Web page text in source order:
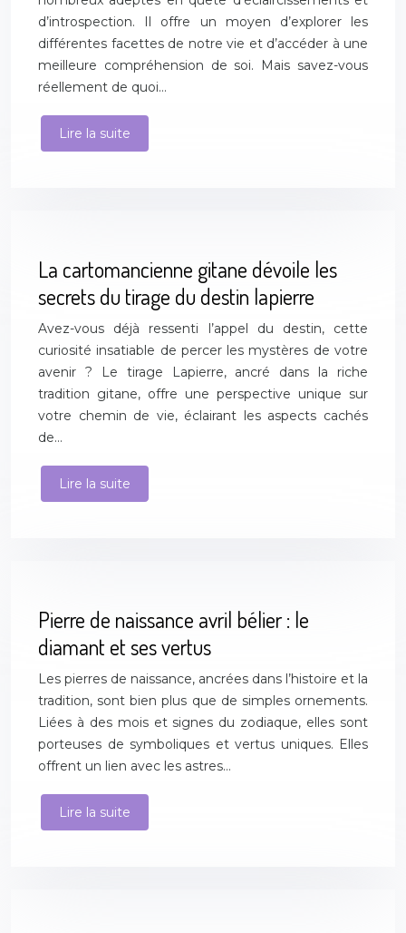
d’introspection. Il offre un moyen d’explorer les
différentes facettes de notre vie et d’accéder à une
meilleure compréhension de soi. Mais savez-vous
réellement de quoi…
Lire la suite
La cartomancienne gitane dévoile les
secrets du tirage du destin lapierre
Avez-vous déjà ressenti l’appel du destin, cette
curiosité insatiable de percer les mystères de votre
avenir ? Le tirage Lapierre, ancré dans la riche
tradition gitane, offre une perspective unique sur
votre chemin de vie, éclairant les aspects cachés
de…
Lire la suite
Pierre de naissance avril bélier : le
diamant et ses vertus
Les pierres de naissance, ancrées dans l’histoire et la
tradition, sont bien plus que de simples ornements.
Liées à des mois et signes du zodiaque, elles sont
porteuses de symboliques et vertus uniques. Elles
offrent un lien avec les astres…
Lire la suite